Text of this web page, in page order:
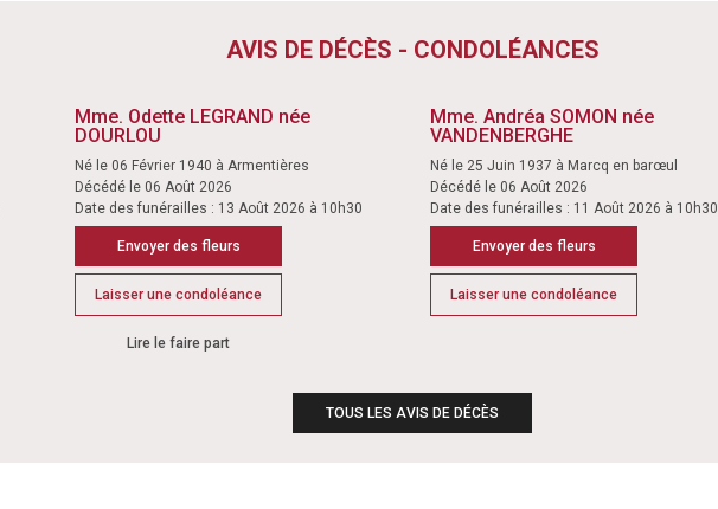
AVIS DE DÉCÈS - CONDOLÉANCES
Mme. Odette LEGRAND née
DOURLOU
Né le 06 Février 1940 à Armentières
Décédé le 06 Août 2026
Date des funérailles : 13 Août 2026 à 10h30
Envoyer des fleurs
Laisser une condoléance
Lire le faire part
Mme. Andréa SOMON née
VANDENBERGHE
Né le 25 Juin 1937 à Marcq en barœul
Décédé le 06 Août 2026
Date des funérailles : 11 Août 2026 à 10h30
Envoyer des fleurs
Laisser une condoléance
TOUS LES AVIS DE DÉCÈS